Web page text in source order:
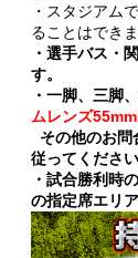
・スタジアム
ることはできま
・選手バス・
す。
・一脚、三脚
ムレンズ
その他のお問
従ってください
・試合勝利時
の指定席エリ